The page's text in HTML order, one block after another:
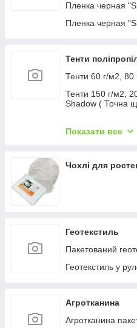
Пленка черная
Пленка черная
Тенти
Тенти 60 г/м2,
Тенти 150 г/м2,
Shadow ( Точна
Показати все
Чохлі для
Геотекстиль
Пакетований
Геотекстиль у
Агротканина
Агротканина